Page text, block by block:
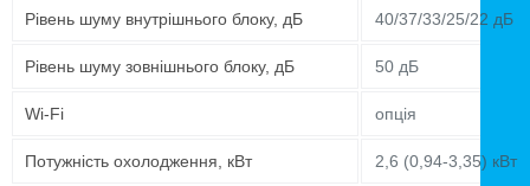
Рівень шуму внутрішнього блоку, дБ 40/37/33/25/22 дБ
Рівень шуму зовнішнього блоку, дБ 50 дБ
Wi-Fi опція
Потужність охолодження, кВт 2,6 (0,94-3,35) кВт